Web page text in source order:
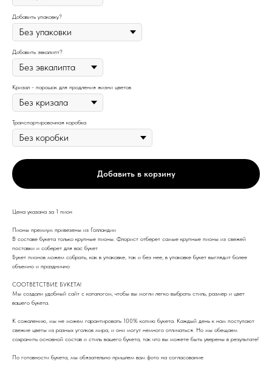
Добавить упаковку?
Добавить эвкалипт?
Кризал - порошок для продления жизни цветов
Транспортировочная коробка
Добавить в корзину
Цена указана за 1 пион
Пионы премиум привезены из Голландии
В составе букета только крупные пионы. Флорист отберет самые крупные пионы из свежей
поставки и соберет для вас букет
Букет пионов можем собрать, как в упаковке, так и без нее, в упаковке букет выглядит более
объемно и празднично
СООТВЕТСТВИЕ БУКЕТА!
Мы создали удобный сайт с каталогом, чтобы вы могли легко выбрать стиль, размер и цвет
вашего букета.
К сожалению, мы не можем гарантировать 100% копию букета. Каждый день к нам поступают
свежие цветы из разных уголков мира, и они могут немного отличаться. Но мы обещаем
сохранить основной состав и стиль вашего букета, так что вы можете быть уверены в результате!
По готовности букета, мы обязательно пришлем вам фото на согласование